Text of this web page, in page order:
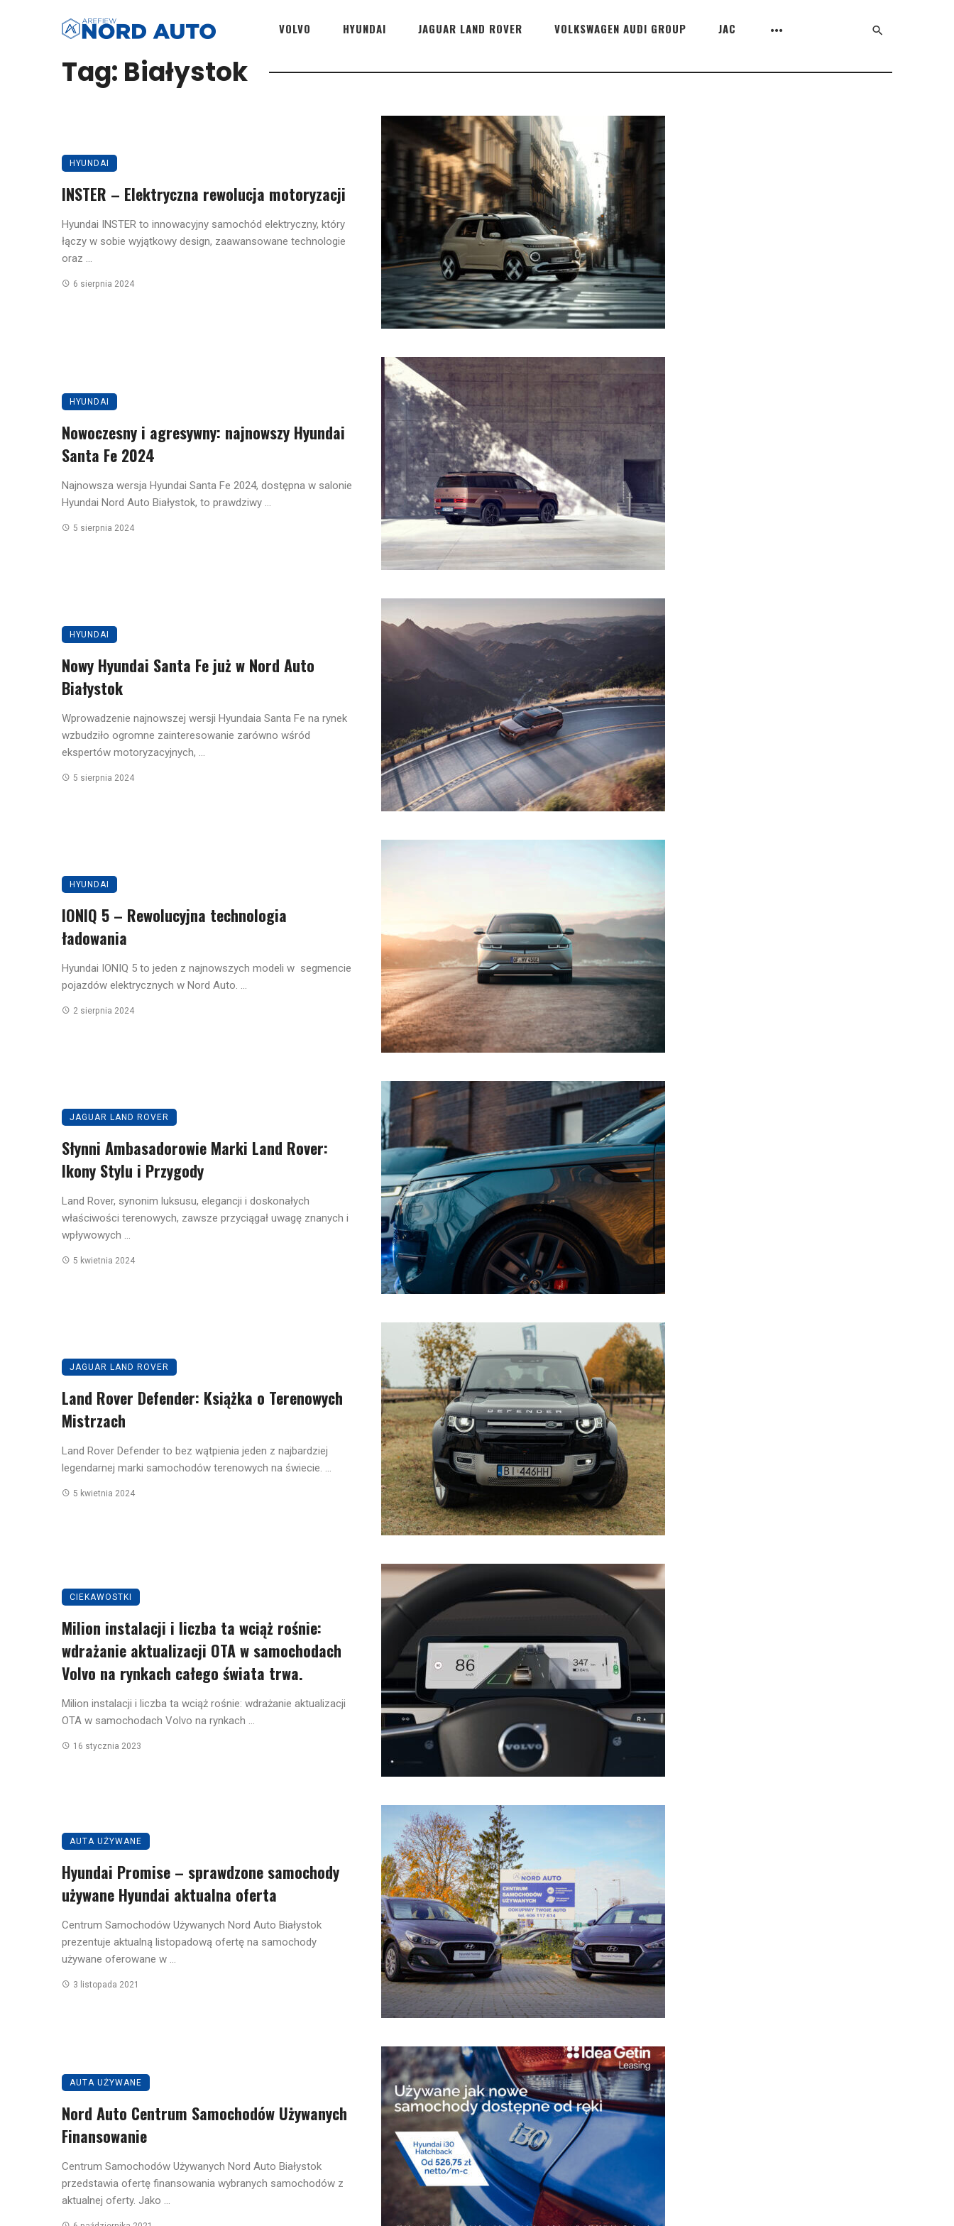
VOLVO HYUNDAI JAGUAR LAND ROVER VOLKSWAGEN AUDI GROUP JAC
Tag: Białystok
HYUNDAI
INSTER – Elektryczna rewolucja motoryzacji
Hyundai INSTER to innowacyjny samochód elektryczny, który
łączy w sobie wyjątkowy design, zaawansowane technologie
oraz ...
6 sierpnia 2024
HYUNDAI
Nowoczesny i agresywny: najnowszy Hyundai
Santa Fe 2024
Najnowsza wersja Hyundai Santa Fe 2024, dostępna w salonie
Hyundai Nord Auto Białystok, to prawdziwy ...
5 sierpnia 2024
HYUNDAI
Nowy Hyundai Santa Fe już w Nord Auto
Białystok
Wprowadzenie najnowszej wersji Hyundaia Santa Fe na rynek
wzbudziło ogromne zainteresowanie zarówno wśród
ekspertów motoryzacyjnych, ...
5 sierpnia 2024
HYUNDAI
IONIQ 5 – Rewolucyjna technologia
ładowania
Hyundai IONIQ 5 to jeden z najnowszych modeli w segmencie
pojazdów elektrycznych w Nord Auto. ...
2 sierpnia 2024
JAGUAR LAND ROVER
Słynni Ambasadorowie Marki Land Rover:
Ikony Stylu i Przygody
Land Rover, synonim luksusu, elegancji i doskonałych
właściwości terenowych, zawsze przyciągał uwagę znanych i
wpływowych ...
5 kwietnia 2024
JAGUAR LAND ROVER
Land Rover Defender: Książka o Terenowych
Mistrzach
Land Rover Defender to bez wątpienia jeden z najbardziej
legendarnej marki samochodów terenowych na świecie. ...
5 kwietnia 2024
CIEKAWOSTKI
Milion instalacji i liczba ta wciąż rośnie:
wdrażanie aktualizacji OTA w samochodach
Volvo na rynkach całego świata trwa.
Milion instalacji i liczba ta wciąż rośnie: wdrażanie aktualizacji
OTA w samochodach Volvo na rynkach ...
16 stycznia 2023
AUTA UŻYWANE
Hyundai Promise – sprawdzone samochody
używane Hyundai aktualna oferta
Centrum Samochodów Używanych Nord Auto Białystok
prezentuje aktualną listopadową ofertę na samochody
używane oferowane w ...
3 listopada 2021
AUTA UŻYWANE
Nord Auto Centrum Samochodów Używanych
Finansowanie
Centrum Samochodów Używanych Nord Auto Białystok
przedstawia ofertę finansowania wybranych samochodów z
aktualnej oferty. Jako ...